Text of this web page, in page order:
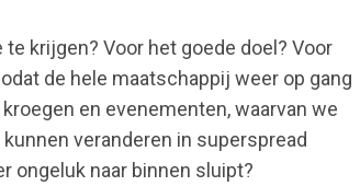
krijgen? Voor het goede doel? Voor
de hele maatschappij weer op gang
en evenementen, waarvan we
veranderen in superspread
ongeluk naar binnen sluipt?